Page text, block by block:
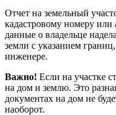
Отчет на земельный
кадастровому номеру или
данные о владельце
земли с указанием
инженере.
Важно! Если на участке
на дом и землю. Это
документах на дом не
наоборот.